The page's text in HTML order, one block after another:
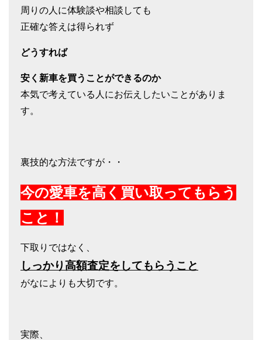
周りの人に体験談や相談しても
正確な答えは得られず
どうすれば
安く新車を買うことができるのか
本気で考えている人にお伝えしたいことがありま
す。
裏技的な方法ですが・・
今の愛車を高く買い取ってもらう
こと！
下取りではなく、
しっかり高額査定をしてもらうこと
がなによりも大切です。
実際、